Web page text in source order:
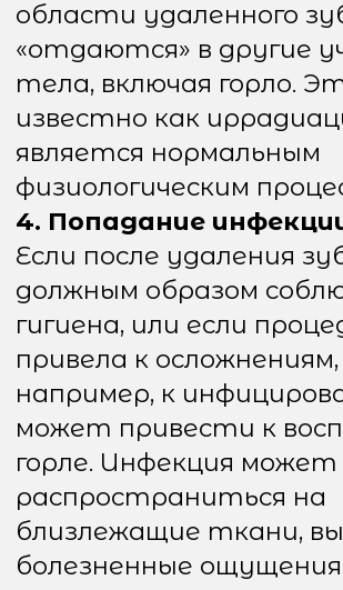
после удаления зуба:
что делать
Если горло болит сильно после
удаления зуба, это может
указывать на осложнения,
которые требуют внимания.
Вот несколько рекомендаций, как
облегчить боль и быстрее
восстановиться:
Полоскания Полоскания
раствором соли или
антисептическими
средствами помогут
снизить воспаление и
уменьшить болевые
ощущения. Рекомендуется
использовать тёплый
раствор, чтобы не
повредить слизистую
Обезболивающие